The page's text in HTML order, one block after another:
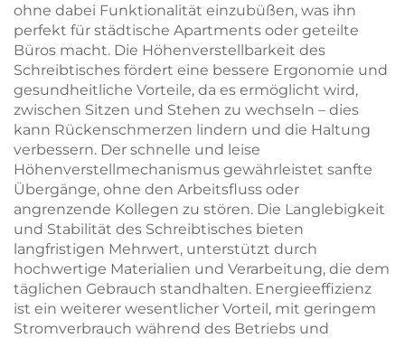
ohne dabei Funktionalität einzubüßen, was ihn
perfekt für städtische Apartments oder geteilte
Büros macht. Die Höhenverstellbarkeit des
Schreibtisches fördert eine bessere Ergonomie und
gesundheitliche Vorteile, da es ermöglicht wird,
zwischen Sitzen und Stehen zu wechseln – dies
kann Rückenschmerzen lindern und die Haltung
verbessern. Der schnelle und leise
Höhenverstellmechanismus gewährleistet sanfte
Übergänge, ohne den Arbeitsfluss oder
angrenzende Kollegen zu stören. Die Langlebigkeit
und Stabilität des Schreibtisches bieten
langfristigen Mehrwert, unterstützt durch
hochwertige Materialien und Verarbeitung, die dem
täglichen Gebrauch standhalten. Energieeffizienz
ist ein weiterer wesentlicher Vorteil, mit geringem
Stromverbrauch während des Betriebs und